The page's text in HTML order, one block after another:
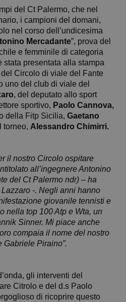
del Ct Palermo, che nel
i campioni del domani,
nel corso dell’undicesima
Mercadante”, prova del
e femminile di categoria
stata presentata alla stampa
Circolo di viale del Fante
uno del club di viale del
, del deputato allo sport
sportivo, Paolo Cannova,
della Fitp Sicilia, Gaetano
torneo, Alessandro Chimirri.
il nostro Circolo ospitare
all’ingegnere Antonino
del Ct Palermo ndr) – ha
-. Negli anni hanno
giovanile tennisti e
nella top 100 Atp e Wta, un
Sinner. Mi piace anche
compaia il nome del nostro
Gabriele Piraino”.
gli interventi del
Citrolo e del d.s Paolo
di ricoprire questo